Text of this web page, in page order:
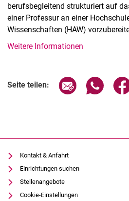
berufsbegleitend strukturiert auf
einer Professur an einer
Wissenschaften (HAW)
Weitere Informationen
Seite teilen: Seite über E-
Seite
Kontakt & Anfahrt
Einrichtungen suchen
Stellenangebote
Cookie-Einstellungen